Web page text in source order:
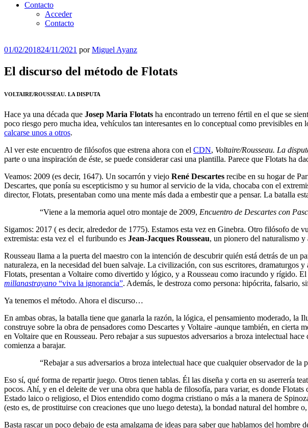
Contacto
Acceder
Contacto
Publicado
01/02/201824/11/2021 porMiguel Ayanz
El discurso del método de Flotats
VOLTAIRE/ROUSSEAU. LA DISPUTA
Hace ya una década que Josep Maria Flotats ha encontrado un terreno fértil en el que se
poco riesgo pero mucha idea, vehículos tan interesantes en lo conceptual como previsibles en
calcarse unos a otros.
Al ver este encuentro de filósofos que estrena ahora con el CDN, Voltaire/Rousseau. La
parte o una inspiración de éste, se puede considerar casi una plantilla. Parece que Flotats ha
Veamos: 2009 (es decir, 1647). Un socarrón y viejo René Descartes recibe en su hogar de
Descartes, que ponía su escepticismo y su humor al servicio de la vida, chocaba con el
director, Flotats, presentaban como una mente más dada a embestir que a pensar. La batalla
“Viene a la memoria aquel otro montaje de 2009, Encuentro de Descartes con
Sigamos: 2017 ( es decir, alrededor de 1775). Estamos esta vez en Ginebra. Otro filósofo de
extremista: esta vez el el furibundo es Jean-Jacques Rousseau, un pionero del naturalismo y
Rousseau llama a la puerta del maestro con la intención de descubrir quién está detrás de un
naturaleza, en la necesidad del buen salvaje. La civilización, con sus escritores, dramaturgos
Flotats, presentan a Voltaire como divertido y lógico, y a Rousseau como iracundo y rígido.
millanastrayano “viva la ignorancia”. Además, le destroza como persona: hipócrita, falsario,
Ya tenemos el método. Ahora el discurso…
En ambas obras, la batalla tiene que ganarla la razón, la lógica, el pensamiento moderado,
construye sobre la obra de pensadores como Descartes y Voltaire -aunque también, en cierta
en Voltaire que en Rousseau. Pero rebajar a sus supuestos adversarios a broza intelectual
comienza a barajar.
“Rebajar a sus adversarios a broza intelectual hace que cualquier observador de la
Eso sí, qué forma de repartir juego. Otros tienen tablas. Él las diseña y corta en su aserrería
pocos. Ahí, y en el deleite de ver una obra que habla de filosofía, para variar, es donde
Estado laico o religioso, el Dios entendido como dogma cristiano o más a la manera de
(esto es, de prostituirse con creaciones que uno luego detesta), la bondad natural del
Basta rascar un poco debajo de esta amalgama de ideas para saber que hablamos del